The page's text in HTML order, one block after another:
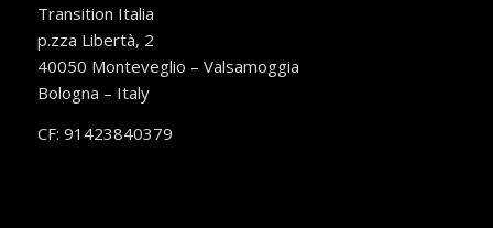
Transition Italia
p.zza Libertà, 2
40050 Monteveglio – Valsamoggia
Bologna – Italy
CF: 91423840379